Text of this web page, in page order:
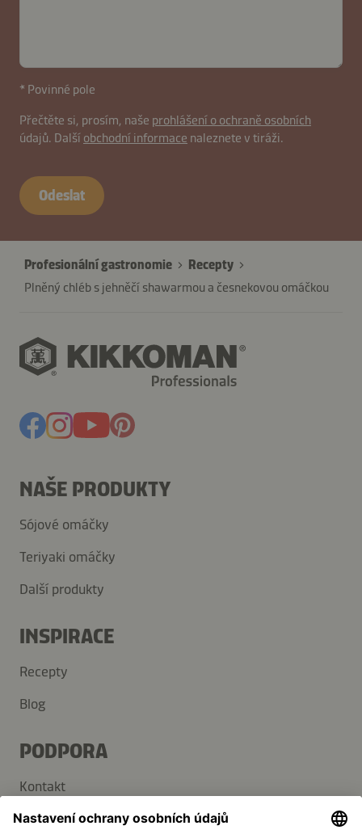
contactCZ-
40467-
uMAbgNn
* Povinné pole
Přečtěte si, prosím, naše prohlášení o ochraně osobních
údajů. Další obchodní informace naleznete v tiráži.
Odeslat
Profesionální gastronomie
Recepty
Plněný chléb s jehněčí shawarmou a česnekovou omáčkou
NAŠE PRODUKTY
Sójové omáčky
Teriyaki omáčky
Další produkty
INSPIRACE
Recepty
Blog
PODPORA
Kontakt
Často kladené dotazy